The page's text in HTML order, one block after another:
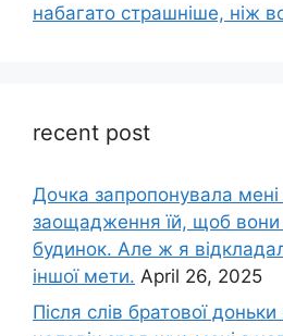
набагато страшніше, ніж
recent post
Дочка запpопонувала мені
заощадження їй, щоб вони
будинок. Але ж я
іншої мети. April 26, 2025
Після слів братової